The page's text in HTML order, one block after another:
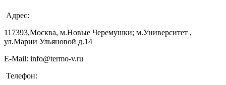
Адрес:
117393,Москва, м.Новые Черемушки; м.Университет ,
ул.Марии Ульяновой д.14
E-Mail: info@termo-v.ru
Телефон: